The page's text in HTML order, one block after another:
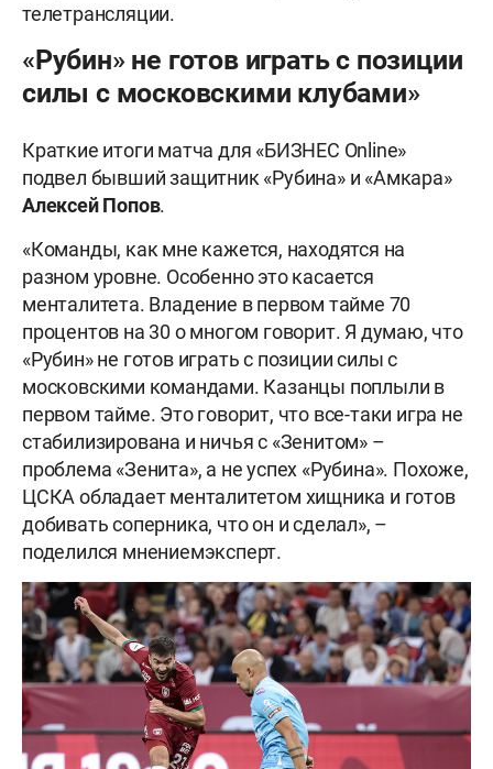
телетрансляции.
«Рубин» не готов играть с позиции
силы с московскими клубами»
Краткие итоги матча для «БИЗНЕС Online»
подвел бывший защитник «Рубина» и «Амкара»
Алексей Попов.
«Команды, как мне кажется, находятся на
разном уровне. Особенно это касается
менталитета. Владение в первом тайме 70
процентов на 30 о многом говорит. Я думаю, что
«Рубин» не готов играть с позиции силы с
московскими командами. Казанцы поплыли в
первом тайме. Это говорит, что все-таки игра не
стабилизирована и ничья с «Зенитом» –
проблема «Зенита», а не успех «Рубина». Похоже,
ЦСКА обладает менталитетом хищника и готов
добивать соперника, что он и сделал», –
поделился мнениемэксперт.